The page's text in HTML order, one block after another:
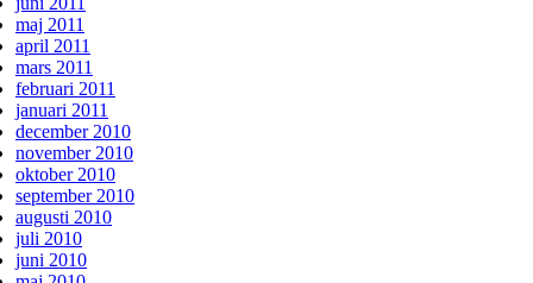
maj 2011
april 2011
mars 2011
februari 2011
januari 2011
december 2010
november 2010
oktober 2010
september 2010
augusti 2010
juli 2010
juni 2010